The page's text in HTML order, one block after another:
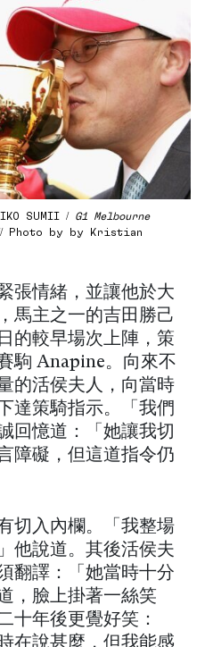
SUMII / G1 Melbourne
Photo by by Kristian
張情緒，並讓他於大
馬主之一的吉田勝己
的較早場次上陣，策
駒 Anapine。向來不
的活侯夫人，向當時
達策騎指示。「我們
回憶道：「她讓我切
障礙，但這道指令仍
切入內欄。「我整場
他說道。其後活侯夫
翻譯：「她當時十分
，臉上掛著一絲笑
十年後更覺好笑：